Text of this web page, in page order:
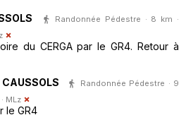
Randonnée Pédestre · 8 km ·
du CERGA par le GR4. Retour à
Randonnée Pédestre · 9
MLz
le GR4